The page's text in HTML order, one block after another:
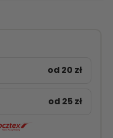
od 20 zł
od 25 zł